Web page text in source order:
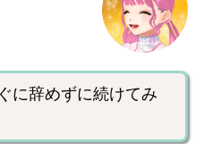
に辞めずに続けてみ